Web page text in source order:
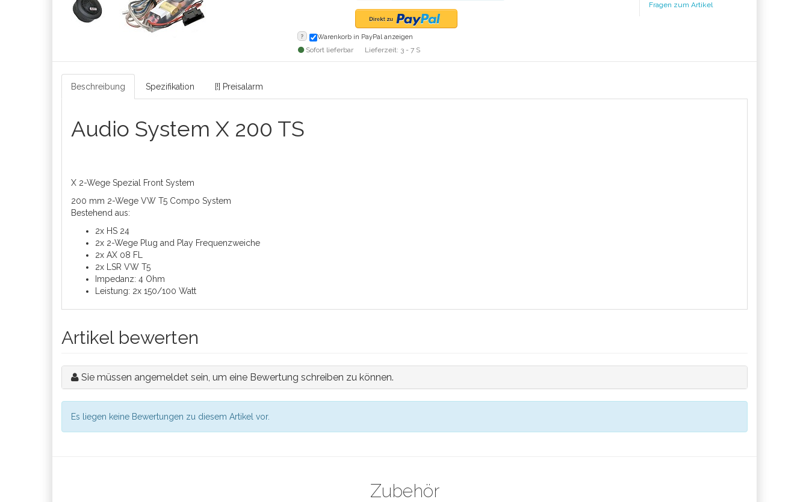
? Warenkorb in PayPal anzeigen
Sofort lieferbar Lieferzeit: 3 - 7 S
Fragen zum Artikel
Beschreibung Spezifikation [!] Preisalarm
Audio System X 200 TS
X 2-Wege Spezial Front System
200 mm 2-Wege VW T5 Compo System
Bestehend aus:
2x HS 24
2x 2-Wege Plug and Play Frequenzweiche
2x AX 08 FL
2x LSR VW T5
Impedanz: 4 Ohm
Leistung: 2x 150/100 Watt
Artikel bewerten
Sie müssen angemeldet sein, um eine Bewertung schreiben zu können.
Es liegen keine Bewertungen zu diesem Artikel vor.
Zubehör